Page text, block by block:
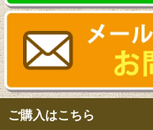
ご購入はこちら